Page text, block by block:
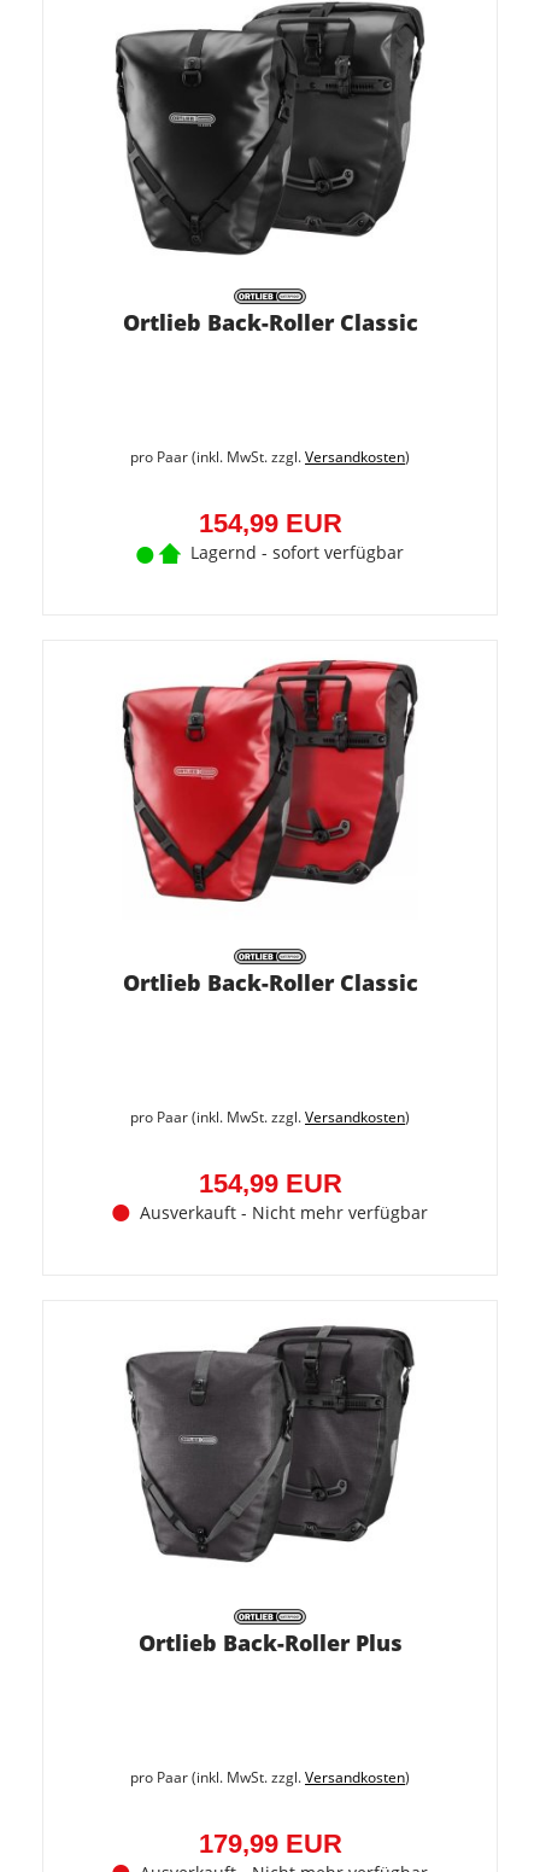
Ortlieb Back-Roller Classic
pro Paar (inkl. MwSt. zzgl.Versandkosten)
154,99 EUR
Lagernd - sofort verfügbar
Ortlieb Back-Roller Classic
pro Paar (inkl. MwSt. zzgl.Versandkosten)
154,99 EUR
Ausverkauft - Nicht mehr verfügbar
Ortlieb Back-Roller Plus
pro Paar (inkl. MwSt. zzgl.Versandkosten)
179,99 EUR